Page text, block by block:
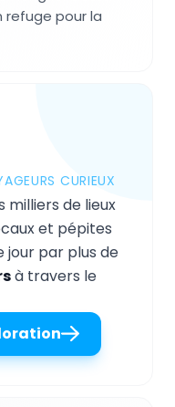
refuge pour la
CURIEUX
milliers de lieux
et pépites
jour par plus de
à travers le